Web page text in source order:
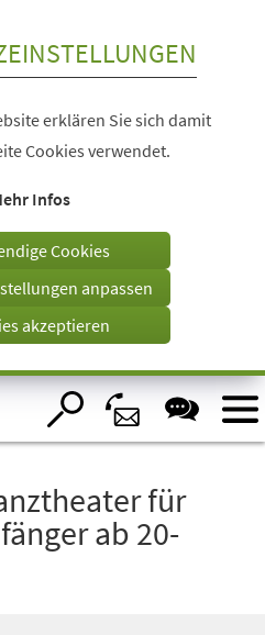
erklären Sie sich damit
Cookies verwendet.
Infos
Cookies
anpassen
akzeptieren
für
ab 20-